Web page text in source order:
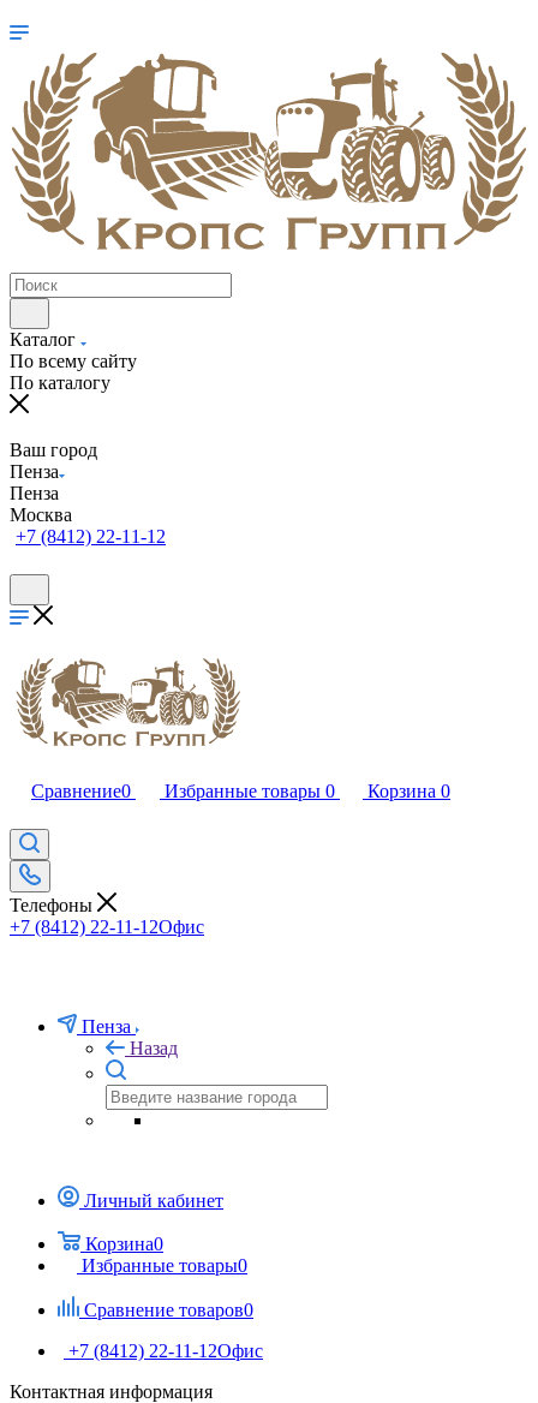
Каталог
По всему сайту
По каталогу
Ваш город
Пенза
Пенза
Москва
+7 (8412) 22-11-12
Сравнение0 Избранные товары 0 Корзина 0
Телефоны
+7 (8412) 22-11-12Офис
Пенза
Назад
Личный кабинет
Корзина0
Избранные товары0
Сравнение товаров0
+7 (8412) 22-11-12Офис
Контактная информация